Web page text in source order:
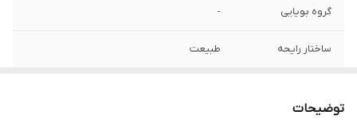
گروه بویایی -
ساختار رایحه طبیعت
توضیحات